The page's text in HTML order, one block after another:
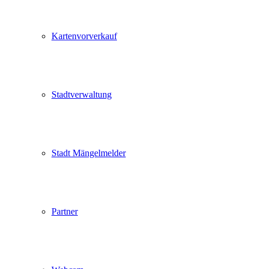
Kartenvorverkauf
Stadtverwaltung
Stadt Mängelmelder
Partner